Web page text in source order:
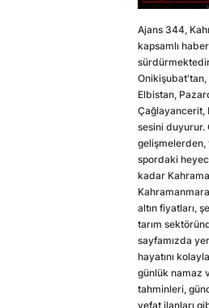
Ajans 344,
kapsamlı
Onikişubat'tan,
Elbistan,
Çağlayancerit,
sesini duyurur.
spordaki
kadar
altın fiyatları,
tarım
sayfamızda
hayatını
günlük namaz
tahminleri,
vefat ilanları